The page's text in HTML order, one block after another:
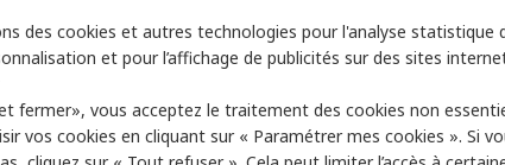
Dur
la brosse
la poignée
des cookies et autres technologies pour l'analyse statistique
et pour l’affichage de publicités sur des sites
fermer», vous acceptez le traitement des cookies non
vos cookies en cliquant sur « Paramétrer mes cookies ». Si